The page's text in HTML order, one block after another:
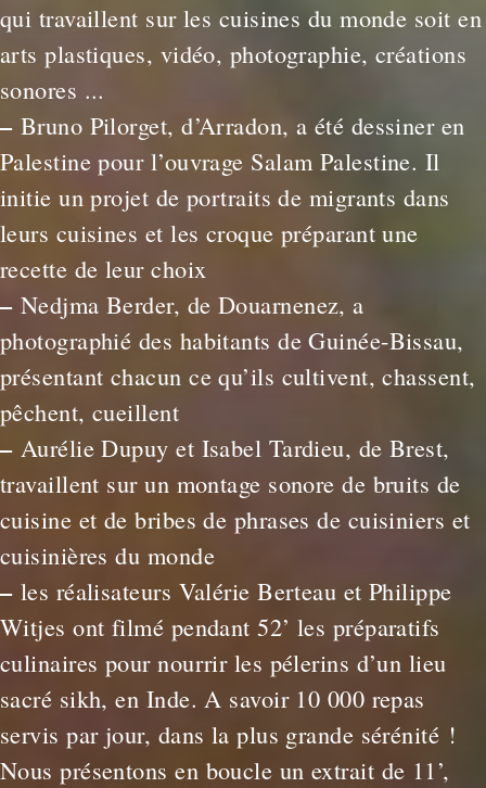
qui travaillent sur les cuisines du monde soit en
arts plastiques, vidéo, photographie, créations
sonores ...
–Bruno Pilorget, d’Arradon, a été dessiner en
Palestine pour l’ouvrage Salam Palestine. Il
initie un projet de portraits de migrants dans
leurs cuisines et les croque préparant une
recette de leur choix
–Nedjma Berder, de Douarnenez, a
photographié des habitants de Guinée-Bissau,
présentant chacun ce qu’ils cultivent, chassent,
pêchent, cueillent
–Aurélie Dupuy et Isabel Tardieu, de Brest,
travaillent sur un montage sonore de bruits de
cuisine et de bribes de phrases de cuisiniers et
cuisinières du monde
–les réalisateurs Valérie Berteau et Philippe
Witjes ont filmé pendant 52’ les préparatifs
culinaires pour nourrir les pélerins d’un lieu
sacré sikh, en Inde. A savoir 10 000 repas
servis par jour, dans la plus grande sérénité !
Nous présentons en boucle un extrait de 11’,